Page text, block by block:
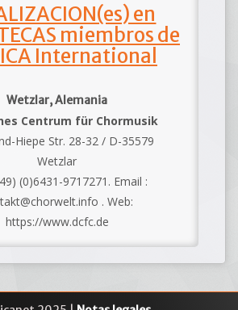
en
miembros de
International
Wetzlar, Alemania
Centrum für Chormusik
Hiepe Str. 28-32 / D-35579
Wetzlar
(0)6431-9717271. Email :
. Web:
https://www.dcfc.de